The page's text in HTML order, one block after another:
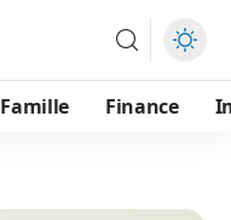
Famille Finance